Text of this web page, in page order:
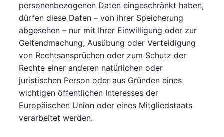
personenbezogenen Daten eingeschränkt haben,
dürfen diese Daten – von ihrer Speicherung
abgesehen – nur mit Ihrer Einwilligung oder zur
Geltendmachung, Ausübung oder Verteidigung
von Rechtsansprüchen oder zum Schutz der
Rechte einer anderen natürlichen oder
juristischen Person oder aus Gründen eines
wichtigen öffentlichen Interesses der
Europäischen Union oder eines Mitgliedstaats
verarbeitet werden.